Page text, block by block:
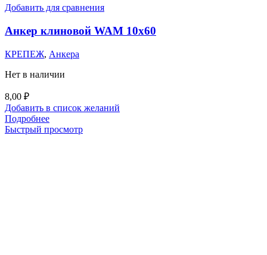
Добавить для сравнения
Анкер клиновой WAM 10х60
КРЕПЕЖ, Анкера
Нет в наличии
8,00 ₽
Добавить в список желаний
Подробнее
Быстрый просмотр